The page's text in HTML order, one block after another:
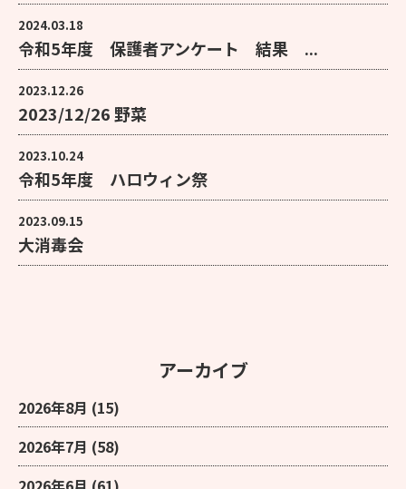
2024.03.18
令和5年度 保護者アンケート 結果 ...
2023.12.26
2023/12/26 野菜
2023.10.24
令和5年度 ハロウィン祭
2023.09.15
大消毒会
アーカイブ
2026年8月 (15)
2026年7月 (58)